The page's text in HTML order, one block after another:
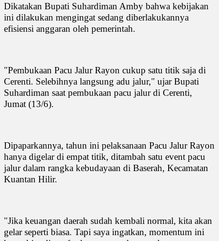
Dikatakan Bupati Suhardiman Amby bahwa kebijakan
ini dilakukan mengingat sedang diberlakukannya
efisiensi anggaran oleh pemerintah.
"Pembukaan Pacu Jalur Rayon cukup satu titik saja di
Cerenti. Selebihnya langsung adu jalur," ujar Bupati
Suhardiman saat pembukaan pacu jalur di Cerenti,
Jumat (13/6).
Dipaparkannya, tahun ini pelaksanaan Pacu Jalur Rayon
hanya digelar di empat titik, ditambah satu event pacu
jalur dalam rangka kebudayaan di Baserah, Kecamatan
Kuantan Hilir.
"Jika keuangan daerah sudah kembali normal, kita akan
gelar seperti biasa. Tapi saya ingatkan, momentum ini